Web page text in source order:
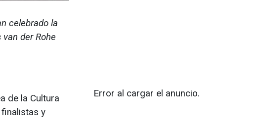
celebrado la
der Rohe
de la Cultura
y
Error al cargar el anuncio.